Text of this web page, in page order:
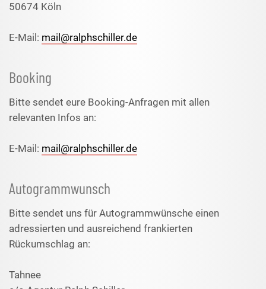
50674 Köln
E-Mail: mail@ralphschiller.de
Booking
Bitte sendet eure Booking-Anfragen mit allen
relevanten Infos an:
E-Mail: mail@ralphschiller.de
Autogrammwunsch
Bitte sendet uns für Autogrammwünsche einen
adressierten und ausreichend frankierten
Rückumschlag an:
Tahnee